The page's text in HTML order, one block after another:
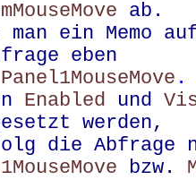
ab.
ein Memo
eben
Panel1MouseMove .
Enabled und
werden,
die Abfrage
bzw.